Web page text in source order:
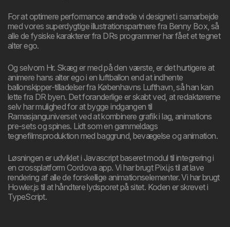
For at optimere performance ændrede vi designet i samarbejde
med vores superdygtige illustrationspartnere fra Benny Box, så
alle de fysiske karakterer fra DRs programmer har fået et tegnet
alter ego.
Og selvom Hr. Skæg er med på den værste, er det hurtigere at
animere hans alter ego i en luftballon end at indhente
ballonskipper-tilladelser fra Københavns Lufthavn, så han kan
lette fra DR byen. Det foranderlige er skabt ved, at redaktørerne
selv har mulighed for at bygge indgangen til
Ramasjanguniverset ved at kombinere grafik i lag, animations
pre-sets og spines. Lidt som en gammeldags
tegnefilmsproduktion med baggrund, bevægelse og animation.
Løsningen er udviklet i Javascript baseret modul til integrering i
en crossplatform Cordova app. Vi har brugt Pixi.js til at lave
rendering af alle de forskellige animationselementer. Vi har brugt
Howler.js til at håndtere lydsporet på sitet. Koden er skrevet i
TypeScript.